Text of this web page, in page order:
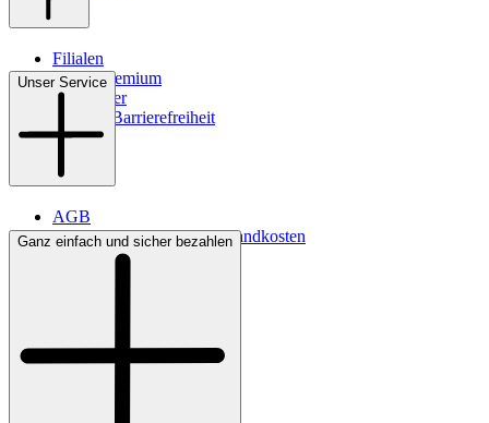
Filialen
WMS-Premium
Newsletter
Digitale Barrierefreiheit
Unser Service
AGB
Lieferbedingungen & Versandkosten
Bezahlung
Ganz einfach und sicher bezahlen